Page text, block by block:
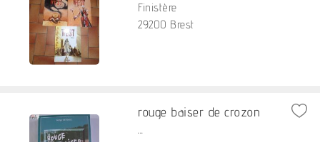
Finistère
29200 Brest
rouge baiser de crozon
...